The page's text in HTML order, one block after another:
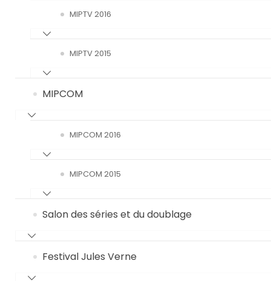
MIPTV 2016
MIPTV 2015
MIPCOM
MIPCOM 2016
MIPCOM 2015
Salon des séries et du doublage
Festival Jules Verne